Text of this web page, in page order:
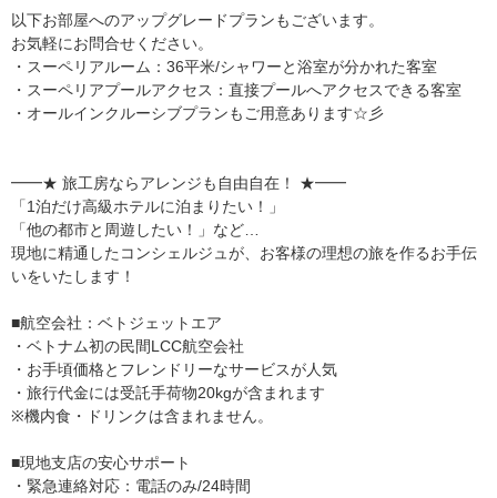
以下お部屋へのアップグレードプランもございます。
お気軽にお問合せください。
・スーペリアルーム：36平米/シャワーと浴室が分かれた客室
・スーペリアプールアクセス：直接プールへアクセスできる客室
・オールインクルーシブプランもご用意あります☆彡
━━★ 旅工房ならアレンジも自由自在！ ★━━
「1泊だけ高級ホテルに泊まりたい！」
「他の都市と周遊したい！」など…
現地に精通したコンシェルジュが、お客様の理想の旅を作るお手伝
いをいたします！
■航空会社：ベトジェットエア
・ベトナム初の民間LCC航空会社
・お手頃価格とフレンドリーなサービスが人気
・旅行代金には受託手荷物20kgが含まれます
※機内食・ドリンクは含まれません。
■現地支店の安心サポート
・緊急連絡対応：電話のみ/24時間